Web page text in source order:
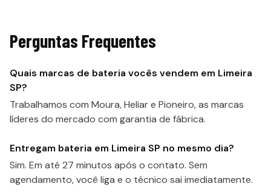
Perguntas Frequentes
Quais marcas de bateria vocês vendem em Limeira
SP?
Trabalhamos com Moura, Heliar e Pioneiro, as marcas
líderes do mercado com garantia de fábrica.
Entregam bateria em Limeira SP no mesmo dia?
Sim. Em até 27 minutos após o contato. Sem
agendamento, você liga e o técnico sai imediatamente.